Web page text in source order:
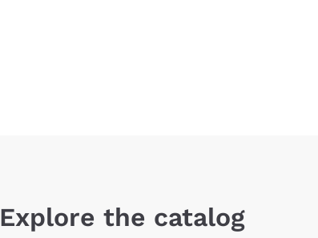
Explore the catalog